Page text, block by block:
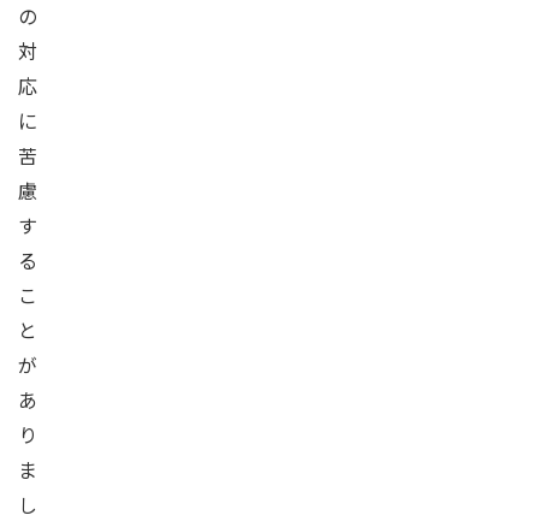
の
対
応
に
苦
慮
す
る
こ
と
が
あ
り
ま
し